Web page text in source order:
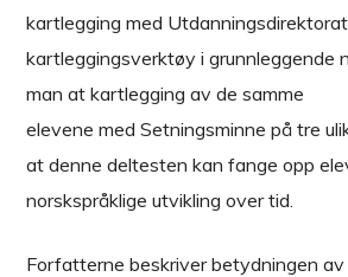
kartlegging med
kartleggingsverktøy i grunnleggende
man at kartlegging av de samme
elevene med Setningsminne på tre
at denne deltesten kan fange opp
norskspråklige utvikling over tid.
Forfatterne beskriver betydningen